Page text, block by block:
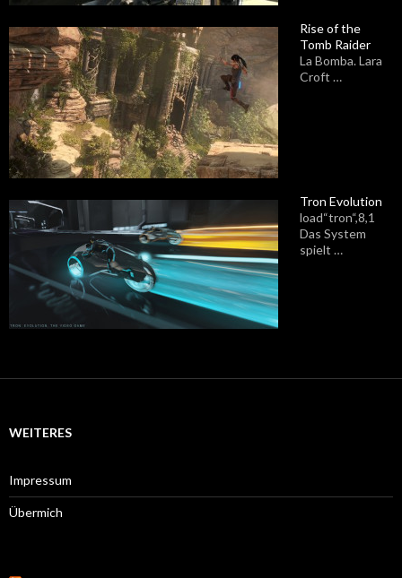
Rise of the
Tomb Raider
La Bomba. Lara
Croft …
Tron Evolution
load“tron“,8,1
Das System
spielt …
WEITERES
Impressum
Übermich